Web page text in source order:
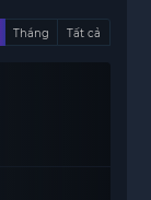
Tháng Tất cả